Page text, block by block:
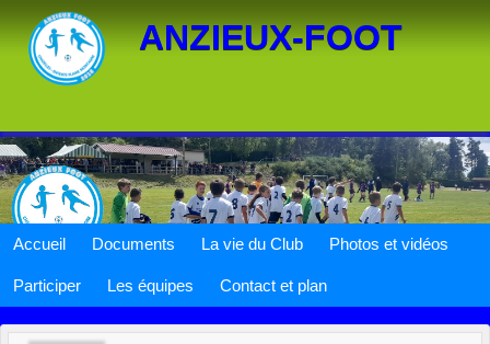
ANZIEUX-FOOT
Accueil Documents La vie du Club Photos et vidéos
Participer Les équipes Contact et plan
Panneau de gestion des cookies